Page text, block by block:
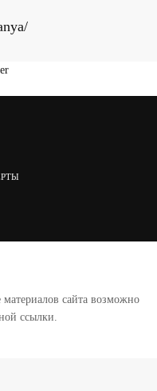
сайта возможно
ссылки.